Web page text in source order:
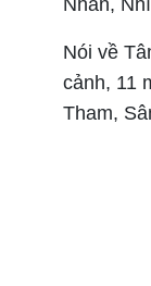
Nhãn,
Nói về
cảnh, 11
Tham,